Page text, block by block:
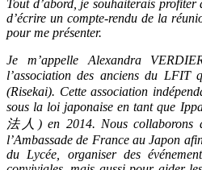
Tout d’abord, je souhaiterais profiter
d’écrire un compte-rendu de la
pour me présenter.
Je m’appelle Alexandra
l’association des anciens du
(Risekai). Cette association
sous la loi japonaise en tant que
法人) en 2014. Nous collaborons
l’Ambassade de France au Japon
du Lycée, organiser des